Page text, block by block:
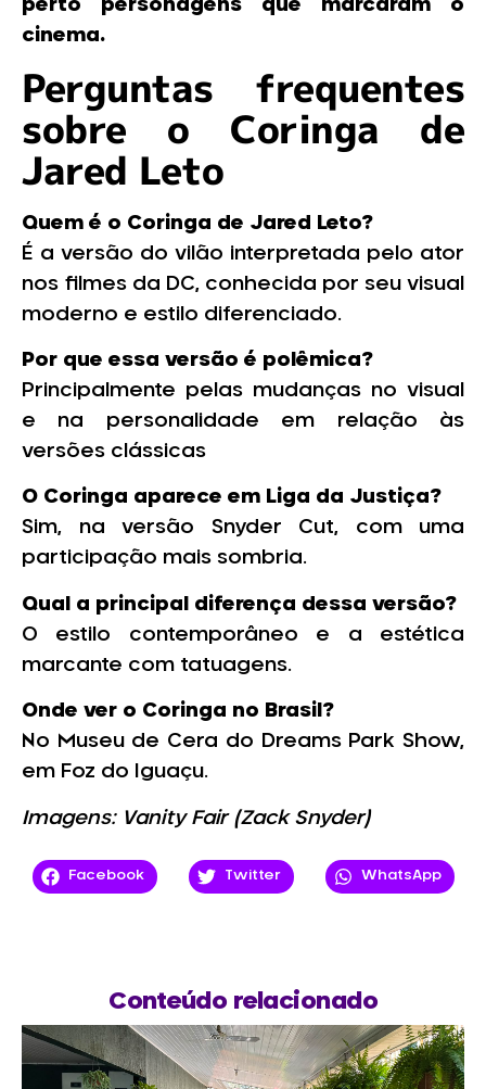
perto personagens que marcaram o
cinema.
Perguntas frequentes
sobre o Coringa de
Jared Leto
Quem é o Coringa de Jared Leto?
É a versão do vilão interpretada pelo ator
nos filmes da DC, conhecida por seu visual
moderno e estilo diferenciado.
Por que essa versão é polêmica?
Principalmente pelas mudanças no visual
e na personalidade em relação às
versões clássicas
O Coringa aparece em Liga da Justiça?
Sim, na versão Snyder Cut, com uma
participação mais sombria.
Qual a principal diferença dessa versão?
O estilo contemporâneo e a estética
marcante com tatuagens.
Onde ver o Coringa no Brasil?
No Museu de Cera do Dreams Park Show,
em Foz do Iguaçu.
Imagens: Vanity Fair (Zack Snyder)
Facebook Twitter WhatsApp
Conteúdo relacionado